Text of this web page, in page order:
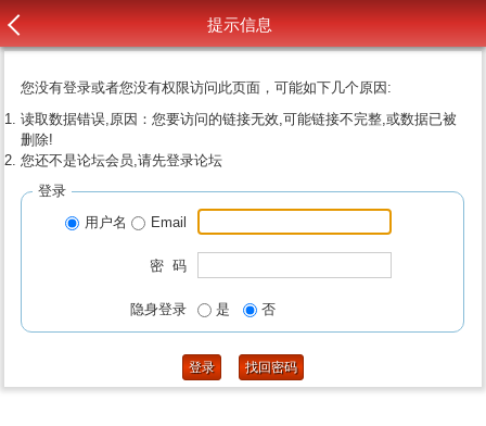
提示信息
您没有登录或者您没有权限访问此页面，可能如下几个原因:
读取数据错误,原因：您要访问的链接无效,可能链接不完整,或数据已被
删除!
您还不是论坛会员,请先登录论坛
登录
用户名
Email
密 码
隐身登录 是 否